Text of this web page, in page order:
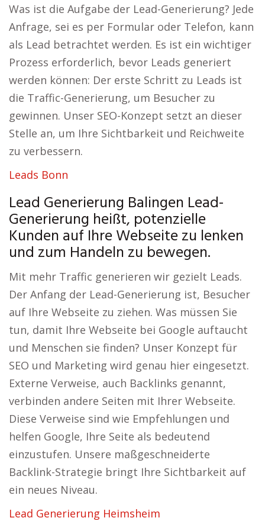
Was ist die Aufgabe der Lead-Generierung? Jede
Anfrage, sei es per Formular oder Telefon, kann
als Lead betrachtet werden. Es ist ein wichtiger
Prozess erforderlich, bevor Leads generiert
werden können: Der erste Schritt zu Leads ist
die Traffic-Generierung, um Besucher zu
gewinnen. Unser SEO-Konzept setzt an dieser
Stelle an, um Ihre Sichtbarkeit und Reichweite
zu verbessern.
Leads Bonn
Lead Generierung Balingen Lead-
Generierung heißt, potenzielle
Kunden auf Ihre Webseite zu lenken
und zum Handeln zu bewegen.
Mit mehr Traffic generieren wir gezielt Leads.
Der Anfang der Lead-Generierung ist, Besucher
auf Ihre Webseite zu ziehen. Was müssen Sie
tun, damit Ihre Webseite bei Google auftaucht
und Menschen sie finden? Unser Konzept für
SEO und Marketing wird genau hier eingesetzt.
Externe Verweise, auch Backlinks genannt,
verbinden andere Seiten mit Ihrer Webseite.
Diese Verweise sind wie Empfehlungen und
helfen Google, Ihre Seite als bedeutend
einzustufen. Unsere maßgeschneiderte
Backlink-Strategie bringt Ihre Sichtbarkeit auf
ein neues Niveau.
Lead Generierung Heimsheim